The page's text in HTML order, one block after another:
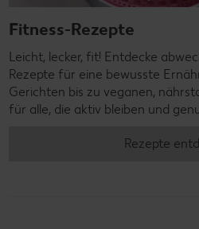
Fitness-Rezepte
Leicht, lecker, fit! Entdecke
Rezepte für eine bewusste
Gerichten bis zu veganen,
für alle, die aktiv bleiben und
Rezepte